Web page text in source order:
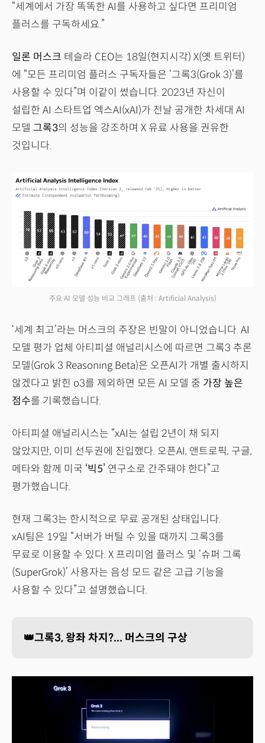
“세계에서 가장 똑똑한 AI를 사용하고 싶다면 프리미엄
플러스를 구독하세요.”
일론 머스크 테슬라 CEO는 18일(현지시각) X(옛 트위터)
에 “모든 프리미엄 플러스 구독자들은 ‘그록3(Grok 3)’를
사용할 수 있다”며 이같이 썼습니다. 2023년 자신이
설립한 AI 스타트업 엑스AI(xAI)가 전날 공개한 차세대 AI
모델 그록3의 성능을 강조하며 X 유료 사용을 권유한
것입니다.
주요 AI 모델 성능 비교 그래프 (출처 : Artificial Analysis)
‘세계 최고’라는 머스크의 주장은 빈말이 아니었습니다. AI
모델 평가 업체 아티피셜 애널리시스에 따르면 그록3 추론
모델(Grok 3 Reasoning Beta)은 오픈AI가 개별 출시하지
않겠다고 밝힌 o3를 제외하면 모든 AI 모델 중 가장 높은
점수를 기록했습니다.
아티피셜 애널리시스는 “xAI는 설립 2년이 채 되지
않았지만, 이미 선두권에 진입했다. 오픈AI, 앤트로픽, 구글,
메타와 함께 미국 ‘빅5’ 연구소로 간주돼야 한다”고
평가했습니다.
현재 그록3는 한시적으로 무료 공개된 상태입니다.
xAI팀은 19일 “서버가 버틸 수 있을 때까지 그록3를
무료로 이용할 수 있다. X 프리미엄 플러스 및 ‘슈퍼 그록
(SuperGrok)’ 사용자는 음성 모드 같은 고급 기능을
사용할 수 있다”고 설명했습니다.
👑그록3, 왕좌 차지?... 머스크의 구상